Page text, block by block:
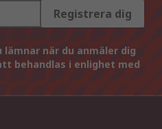
Registrera dig
när du anmäler dig
behandlas i enlighet med